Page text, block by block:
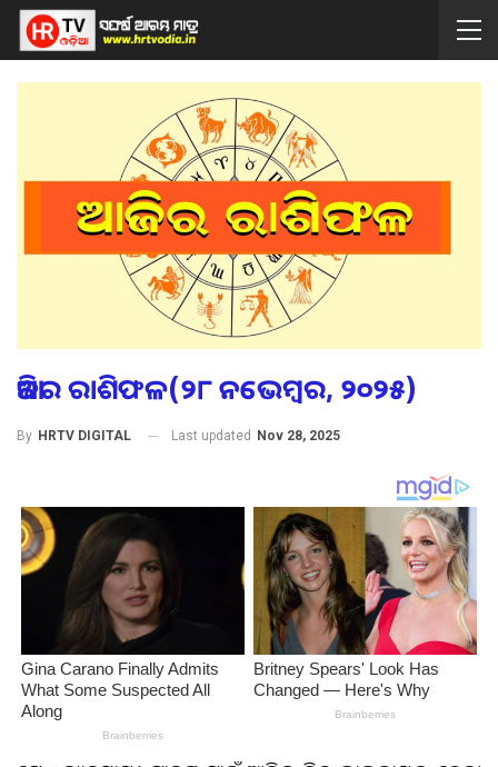
ଆଜିର ରାଶିଫଳ(୨୮ ନଭେମ୍ବର, ୨୦୨୫)
By HRTV DIGITAL Last updated Nov 28, 2025